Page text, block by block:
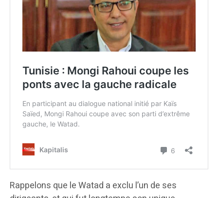
Rappelons que le Watad a exclu l’un de ses